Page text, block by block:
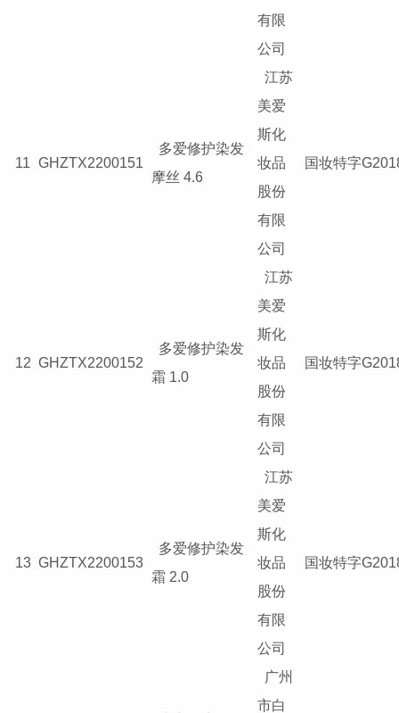
有限
公司
11 GHZTX2200151
多爱修护染发
摩丝 4.6
江苏
美爱
斯化
妆品
股份
有限
公司
国妆特字
12 GHZTX2200152
多爱修护染发
霜 1.0
江苏
美爱
斯化
妆品
股份
有限
公司
国妆特字
13 GHZTX2200153
多爱修护染发
霜 2.0
江苏
美爱
斯化
妆品
股份
有限
公司
国妆特字
广州
市白